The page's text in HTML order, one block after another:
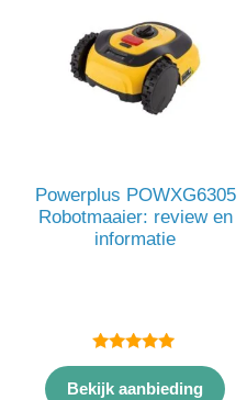
Powerplus POWXG6305
Robotmaaier: review en
informatie
5.00
van 5
Bekijk aanbieding